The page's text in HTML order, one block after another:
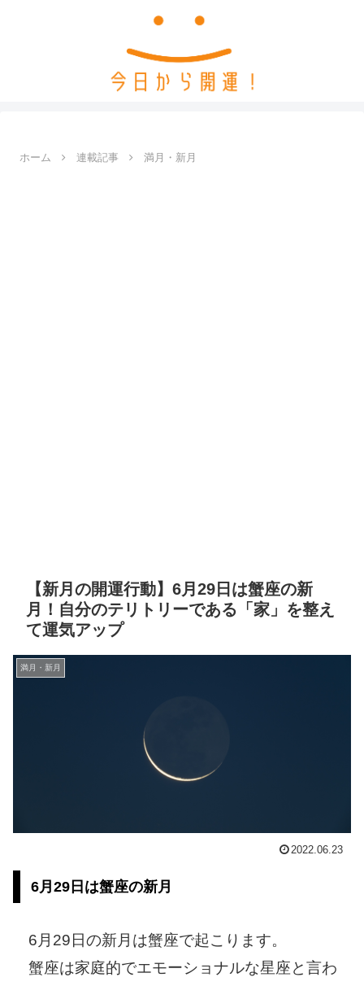
ホーム 連載記事 満月・新月
【新月の開運行動】6月29日は蟹座の新
月！自分のテリトリーである「家」を整え
て運気アップ
満月・新月
2022.06.23
6月29日は蟹座の新月
6月29日の新月は蟹座で起こります。
蟹座は家庭的でエモーショナルな星座と言わ